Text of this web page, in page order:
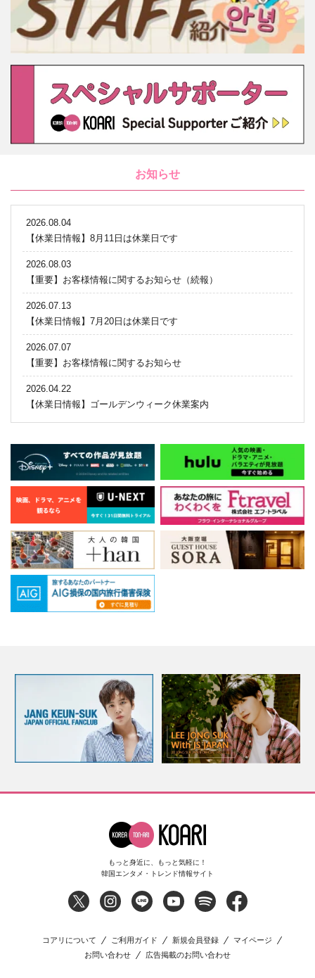
お知らせ
2026.08.04
【休業日情報】8月11日は休業日です
2026.08.03
【重要】お客様情報に関するお知らせ（続報）
2026.07.13
【休業日情報】7月20日は休業日です
2026.07.07
【重要】お客様情報に関するお知らせ
2026.04.22
【休業日情報】ゴールデンウィーク休業案内
もっと身近に、もっと気軽に！
韓国エンタメ・トレンド情報サイト
コアリについて ご利用ガイド 新規会員登録
マイページ
お問い合わせ
広告掲載のお問い合わせ